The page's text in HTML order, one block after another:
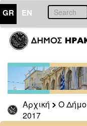
GR EN
Αρχική Ο
2017
ΔΗΜΟΣ
Δελτία
Τύπου
Αρχείο
2026
2025